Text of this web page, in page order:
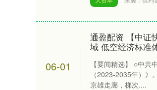
06-01
通盈配资 【中证
域 低空经济标准
【要闻精选】 ○中
（2023-2035年）》
京雄走廊，梯次....